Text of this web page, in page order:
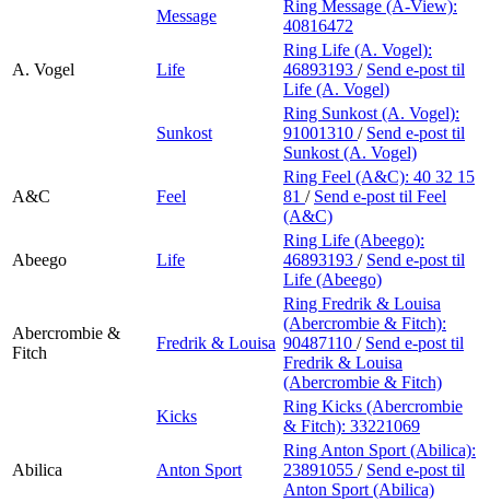
Message
Ring Message (A-View):
40816472
A. Vogel Life
Ring Life (A. Vogel):
46893193 / Send e-post til
Life (A. Vogel)
Sunkost
Ring Sunkost (A. Vogel):
91001310 / Send e-post til
Sunkost (A. Vogel)
A&C Feel
Ring Feel (A&C): 40 32 15
81 / Send e-post til Feel
(A&C)
Abeego Life
Ring Life (Abeego):
46893193 / Send e-post til
Life (Abeego)
Abercrombie &
Fitch
Fredrik & Louisa
Ring Fredrik & Louisa
(Abercrombie & Fitch):
90487110 / Send e-post til
Fredrik & Louisa
(Abercrombie & Fitch)
Kicks
Ring Kicks (Abercrombie
& Fitch): 33221069
Abilica Anton Sport
Ring Anton Sport (Abilica):
23891055 / Send e-post til
Anton Sport (Abilica)